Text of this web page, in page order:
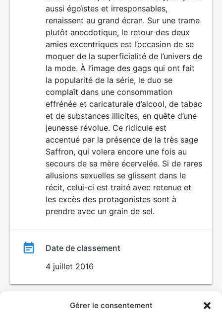
Gérer le consentement
aussi égoïstes et irresponsables,
renaissent au grand écran. Sur une trame
plutôt anecdotique, le retour des deux
amies excentriques est l’occasion de se
moquer de la superficialité de l’univers de
la mode. À l’image des gags qui ont fait
la popularité de la série, le duo se
complaît dans une consommation
effrénée et caricaturale d’alcool, de tabac
et de substances illicites, en quête d’une
jeunesse révolue. Ce ridicule est
accentué par la présence de la très sage
Saffron, qui volera encore une fois au
secours de sa mère écervelée. Si de rares
allusions sexuelles se glissent dans le
récit, celui-ci est traité avec retenue et
les excès des protagonistes sont à
prendre avec un grain de sel.
Date de classement
4 juillet 2016